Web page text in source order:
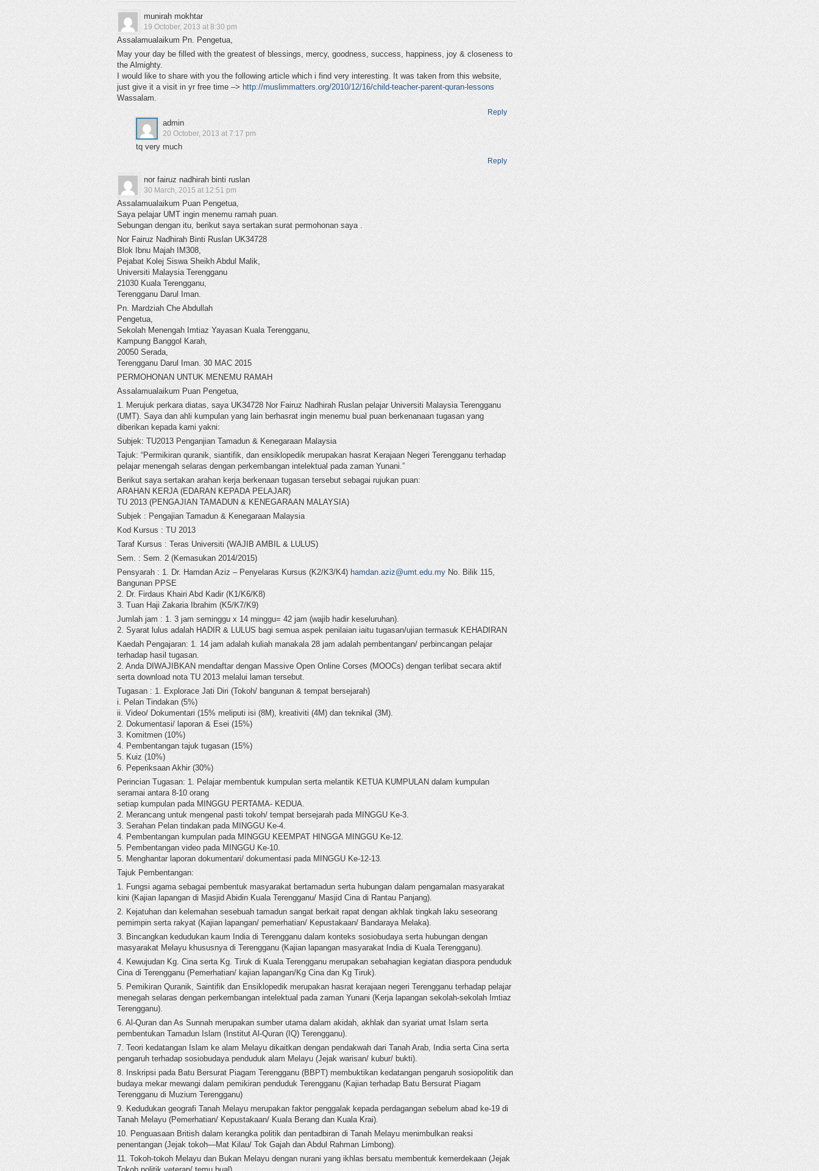
munirah mokhtar
19 October, 2013 at 8:30 pm
Assalamualaikum Pn. Pengetua,
May your day be filled with the greatest of blessings, mercy, goodness, success, happiness, joy & closeness to
the Almighty.
I would like to share with you the following article which i find very interesting. It was taken from this website,
just give it a visit in yr free time –> http://muslimmatters.org/2010/12/16/child-teacher-parent-quran-lessons
Wassalam.
Reply
admin
20 October, 2013 at 7:17 pm
tq very much
Reply
nor fairuz nadhirah binti ruslan
30 March, 2015 at 12:51 pm
Assalamualaikum Puan Pengetua,
Saya pelajar UMT ingin menemu ramah puan.
Sebungan dengan itu, berikut saya sertakan surat permohonan saya .
Nor Fairuz Nadhirah Binti Ruslan UK34728
Blok Ibnu Majah IM308,
Pejabat Kolej Siswa Sheikh Abdul Malik,
Universiti Malaysia Terengganu
21030 Kuala Terengganu,
Terengganu Darul Iman.
Pn. Mardziah Che Abdullah
Pengetua,
Sekolah Menengah Imtiaz Yayasan Kuala Terengganu,
Kampung Banggol Karah,
20050 Serada,
Terengganu Darul Iman. 30 MAC 2015
PERMOHONAN UNTUK MENEMU RAMAH
Assalamualaikum Puan Pengetua,
1. Merujuk perkara diatas, saya UK34728 Nor Fairuz Nadhirah Ruslan pelajar Universiti Malaysia Terengganu
(UMT). Saya dan ahli kumpulan yang lain berhasrat ingin menemu bual puan berkenanaan tugasan yang
diberikan kepada kami yakni:
Subjek: TU2013 Penganjian Tamadun & Kenegaraan Malaysia
Tajuk: “Permikiran quranik, siantifik, dan ensiklopedik merupakan hasrat Kerajaan Negeri Terengganu terhadap
pelajar menengah selaras dengan perkembangan intelektual pada zaman Yunani.”
Berikut saya sertakan arahan kerja berkenaan tugasan tersebut sebagai rujukan puan:
ARAHAN KERJA (EDARAN KEPADA PELAJAR)
TU 2013 (PENGAJIAN TAMADUN & KENEGARAAN MALAYSIA)
Subjek : Pengajian Tamadun & Kenegaraan Malaysia
Kod Kursus : TU 2013
Taraf Kursus : Teras Universiti (WAJIB AMBIL & LULUS)
Sem. : Sem. 2 (Kemasukan 2014/2015)
Pensyarah : 1. Dr. Hamdan Aziz – Penyelaras Kursus (K2/K3/K4) hamdan.aziz@umt.edu.my No. Bilik 115,
Bangunan PPSE
2. Dr. Firdaus Khairi Abd Kadir (K1/K6/K8)
3. Tuan Haji Zakaria Ibrahim (K5/K7/K9)
Jumlah jam : 1. 3 jam seminggu x 14 minggu= 42 jam (wajib hadir keseluruhan).
2. Syarat lulus adalah HADIR & LULUS bagi semua aspek penilaian iaitu tugasan/ujian termasuk KEHADIRAN
Kaedah Pengajaran: 1. 14 jam adalah kuliah manakala 28 jam adalah pembentangan/ perbincangan pelajar
terhadap hasil tugasan.
2. Anda DIWAJIBKAN mendaftar dengan Massive Open Online Corses (MOOCs) dengan terlibat secara aktif
serta download nota TU 2013 melalui laman tersebut.
Tugasan : 1. Explorace Jati Diri (Tokoh/ bangunan & tempat bersejarah)
i. Pelan Tindakan (5%)
ii. Video/ Dokumentari (15% meliputi isi (8M), kreativiti (4M) dan teknikal (3M).
2. Dokumentasi/ laporan & Esei (15%)
3. Komitmen (10%)
4. Pembentangan tajuk tugasan (15%)
5. Kuiz (10%)
6. Peperiksaan Akhir (30%)
Perincian Tugasan: 1. Pelajar membentuk kumpulan serta melantik KETUA KUMPULAN dalam kumpulan
seramai antara 8-10 orang
setiap kumpulan pada MINGGU PERTAMA- KEDUA.
2. Merancang untuk mengenal pasti tokoh/ tempat bersejarah pada MINGGU Ke-3.
3. Serahan Pelan tindakan pada MINGGU Ke-4.
4. Pembentangan kumpulan pada MINGGU KEEMPAT HINGGA MINGGU Ke-12.
5. Pembentangan video pada MINGGU Ke-10.
5. Menghantar laporan dokumentari/ dokumentasi pada MINGGU Ke-12-13.
Tajuk Pembentangan:
1. Fungsi agama sebagai pembentuk masyarakat bertamadun serta hubungan dalam pengamalan masyarakat
kini (Kajian lapangan di Masjid Abidin Kuala Terengganu/ Masjid Cina di Rantau Panjang).
2. Kejatuhan dan kelemahan sesebuah tamadun sangat berkait rapat dengan akhlak tingkah laku seseorang
pemimpin serta rakyat (Kajian lapangan/ pemerhatian/ Kepustakaan/ Bandaraya Melaka).
3. Bincangkan kedudukan kaum India di Terengganu dalam konteks sosiobudaya serta hubungan dengan
masyarakat Melayu khususnya di Terengganu (Kajian lapangan masyarakat India di Kuala Terengganu).
4. Kewujudan Kg. Cina serta Kg. Tiruk di Kuala Terengganu merupakan sebahagian kegiatan diaspora penduduk
Cina di Terengganu (Pemerhatian/ kajian lapangan/Kg Cina dan Kg Tiruk).
5. Pemikiran Quranik, Saintifik dan Ensiklopedik merupakan hasrat kerajaan negeri Terengganu terhadap pelajar
menegah selaras dengan perkembangan intelektual pada zaman Yunani (Kerja lapangan sekolah-sekolah Imtiaz
Terengganu).
6. Al-Quran dan As Sunnah merupakan sumber utama dalam akidah, akhlak dan syariat umat Islam serta
pembentukan Tamadun Islam (Institut Al-Quran (IQ) Terengganu).
7. Teori kedatangan Islam ke alam Melayu dikaitkan dengan pendakwah dari Tanah Arab, India serta Cina serta
pengaruh terhadap sosiobudaya penduduk alam Melayu (Jejak warisan/ kubur/ bukti).
8. Inskripsi pada Batu Bersurat Piagam Terengganu (BBPT) membuktikan kedatangan pengaruh sosiopolitik dan
budaya mekar mewangi dalam pemikiran penduduk Terengganu (Kajian terhadap Batu Bersurat Piagam
Terengganu di Muzium Terengganu)
9. Kedudukan geografi Tanah Melayu merupakan faktor penggalak kepada perdagangan sebelum abad ke-19 di
Tanah Melayu (Pemerhatian/ Kepustakaan/ Kuala Berang dan Kuala Krai).
10. Penguasaan British dalam kerangka politik dan pentadbiran di Tanah Melayu menimbulkan reaksi
penentangan (Jejak tokoh—Mat Kilau/ Tok Gajah dan Abdul Rahman Limbong).
11. Tokoh-tokoh Melayu dan Bukan Melayu dengan nurani yang ikhlas bersatu membentuk kemerdekaan (Jejak